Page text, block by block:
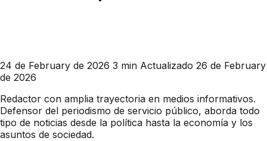
24 de February de 2026 3 min Actualizado 26 de February
de 2026
Redactor con amplia trayectoria en medios informativos.
Defensor del periodismo de servicio público, aborda todo
tipo de noticias desde la política hasta la economía y los
asuntos de sociedad.